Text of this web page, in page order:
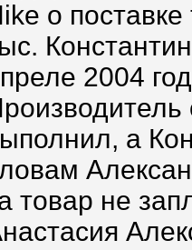
о
2004
а
товар не